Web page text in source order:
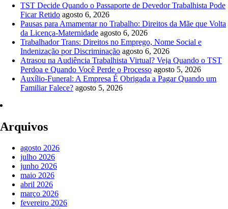
TST Decide Quando o Passaporte de Devedor Trabalhista Pode
Ficar Retido agosto 6, 2026
Pausas para Amamentar no Trabalho: Direitos da Mãe que Volta
da Licença-Maternidade agosto 6, 2026
Trabalhador Trans: Direitos no Emprego, Nome Social e
Indenização por Discriminação agosto 6, 2026
Atrasou na Audiência Trabalhista Virtual? Veja Quando o TST
Perdoa e Quando Você Perde o Processo agosto 5, 2026
Auxílio-Funeral: A Empresa É Obrigada a Pagar Quando um
Familiar Falece? agosto 5, 2026
Arquivos
agosto 2026
julho 2026
junho 2026
maio 2026
abril 2026
março 2026
fevereiro 2026